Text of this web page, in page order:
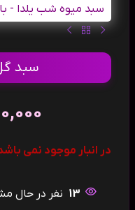
سبد میوه شب یلدا -
سبد
در انبار موجود نمی
13 نفر در حال